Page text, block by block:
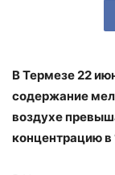
В Термезе 22
содержание
воздухе
концентрацию в